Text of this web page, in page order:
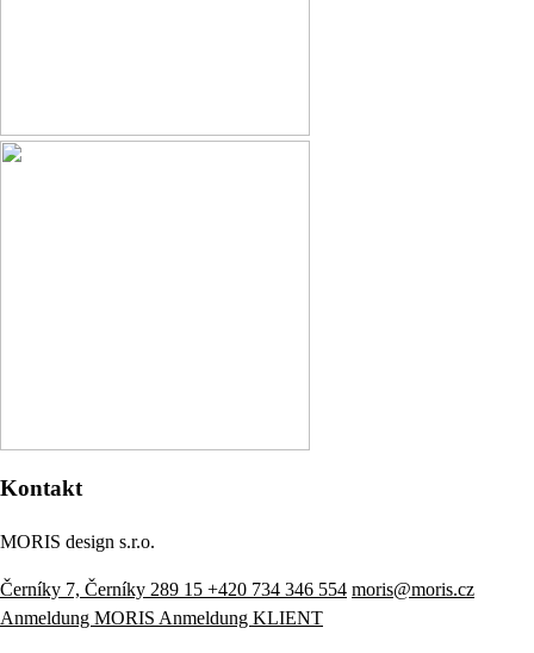
Kontakt
MORIS design s.r.o.
Černíky 7, Černíky 289 15 +420 734 346 554 moris@moris.cz
Anmeldung MORIS Anmeldung KLIENT